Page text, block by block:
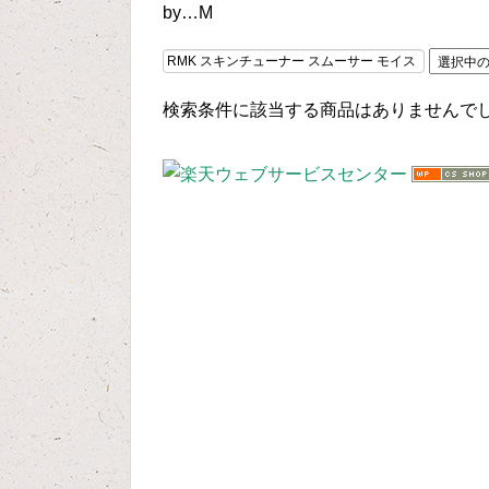
by…M
検索条件に該当する商品はありませんで